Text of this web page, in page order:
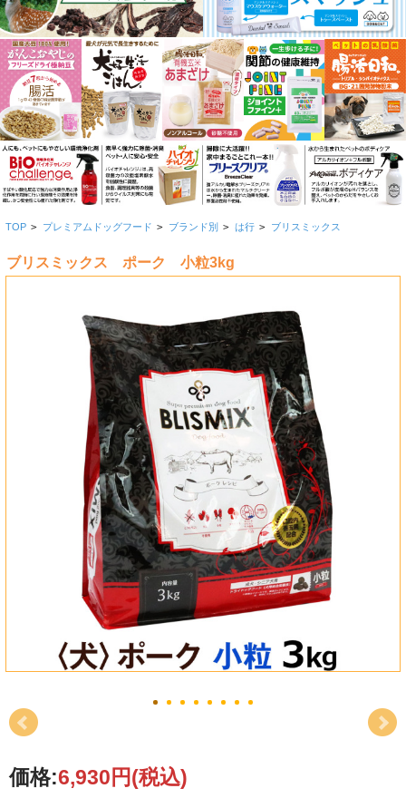
TOP > プレミアムドッグフード > ブランド別 > は行 > ブリスミックス
ブリスミックス ポーク 小粒3kg
価格:6,930円(税込)